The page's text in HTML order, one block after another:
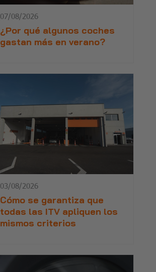
07/08/2026
¿Por qué algunos coches
gastan más en verano?
03/08/2026
Cómo se garantiza que
todas las ITV apliquen los
mismos criterios